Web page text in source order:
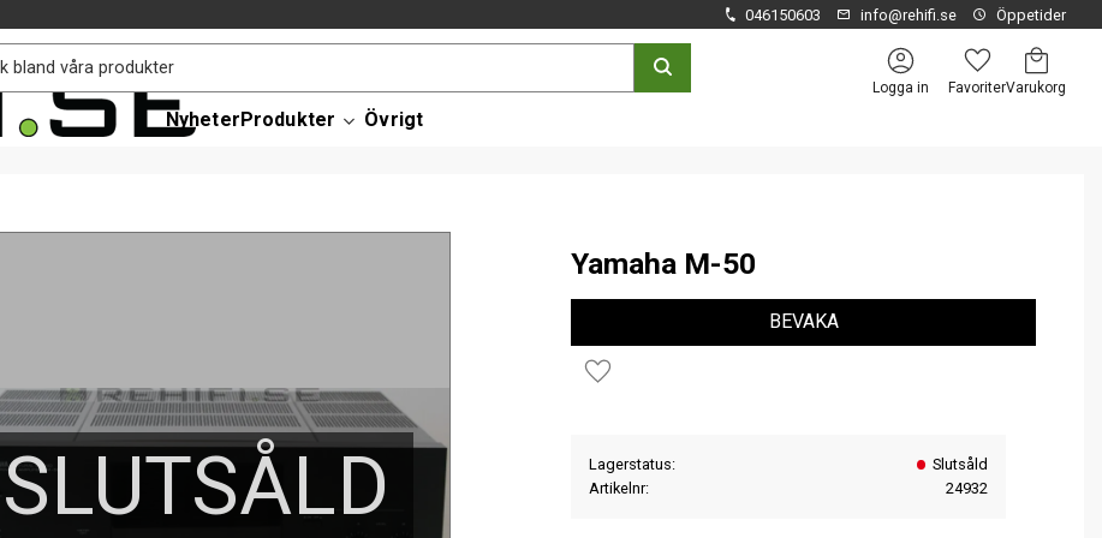
046150603 info@rehifi.se Öppetider
Logga in
Favoriter
Kundvagn
NyheterProdukter Övrigt
Yamaha M-50
SLUTSÅLD
Lägg till i favoriter
BEVAKA
Lagerstatus
Slutsåld
Artikelnr
24932